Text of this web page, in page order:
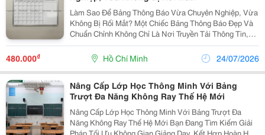
Làm Sao Để Bảng Thông Báo Vừa Chuyên Nghiệp, Vừa
Không Bị Rối Mắt? Một Chiếc Bảng Thông Báo Đẹp Và
Chuẩn Chỉnh Không Chỉ Là Nơi Truyền Tải Thông Tin,
Thông Điệp Quan Trọng Mà Còn Góp Phần Nâng Tầm
Không Gian Làm Việc, Tô Điểm Tính Chuyên Nghiệp
480.000₫ Hồ Chí Minh 24/07/2026
Nâng Cấp Lớp Học Thông Minh Với Bảng
Trượt Đa Năng Không Ray Thế Hệ Mới
Nâng Cấp Lớp Học Thông Minh Với Bảng Trượt Đa
Năng Không Ray Thế Hệ Mới Bạn Đang Tìm Kiếm Giải
Pháp Tối Ưu Không Gian Giảng Dạy, Kết Hợp Hoàn Hảo